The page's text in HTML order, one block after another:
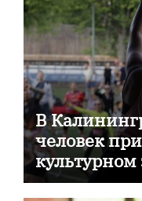
В
человек
культурном